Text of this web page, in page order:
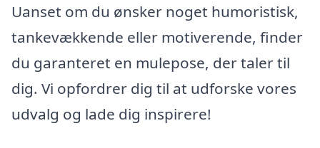
Uanset om du ønsker noget humoristisk,
tankevækkende eller motiverende, finder
du garanteret en mulepose, der taler til
dig. Vi opfordrer dig til at udforske vores
udvalg og lade dig inspirere!